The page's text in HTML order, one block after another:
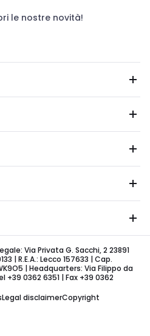
le nostre novità!
Via Privata G. Sacchi, 2 23891
| R.E.A.: Lecco 157633 | Cap.
| Headquarters: Via Filippo da
+39 0362 6351 | Fax +39 0362
Legal disclaimerCopyright